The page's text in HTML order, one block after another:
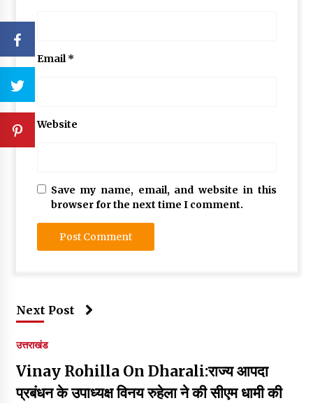
Email*
Website
Save my name, email, and website in this
browser for the next time I comment.
Next Post
उत्तराखंड
Vinay Rohilla On Dharali:राज्य आपदा
प्रबंधन के उपाध्यक्ष विनय रुहेला ने की सीएम धामी की